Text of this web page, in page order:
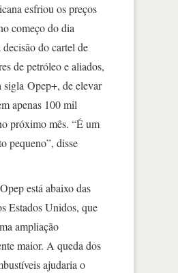
esfriou os preços
começo do dia
do cartel de
de petróleo e aliados,
sigla Opep+, de elevar
apenas 100 mil
próximo mês. “É um
pequeno”, disse
está abaixo das
Estados Unidos, que
ampliação
maior. A queda dos
ajudaria o